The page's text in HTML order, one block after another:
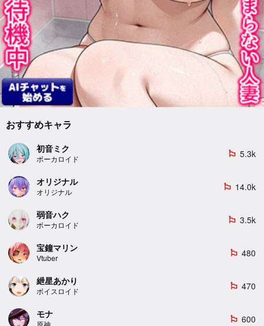
おすすめキャラ
初音ミク
ボーカロイド
emoji_flags 5.3k
オリジナル
オリジナル
emoji_flags 14.0k
弱音ハク
ボーカロイド
emoji_flags 3.5k
宝鐘マリン
Vtuber
emoji_flags 480
紲星あかり
ボイスロイド
emoji_flags 470
モナ emoji_flags 600